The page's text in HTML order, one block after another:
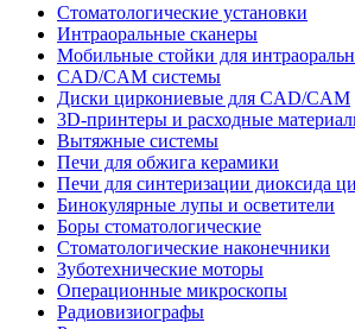
Стоматологические установки
Интраоральные сканеры
Мобильные стойки для
CAD/CAM системы
Диски циркониевые для CAD/CAM
3D-принтеры и расходные
Вытяжные системы
Печи для обжига керамики
Печи для синтеризации диоксида
Бинокулярные лупы и осветители
Боры стоматологические
Стоматологические наконечники
Зуботехнические моторы
Операционные микроскопы
Радиовизиографы